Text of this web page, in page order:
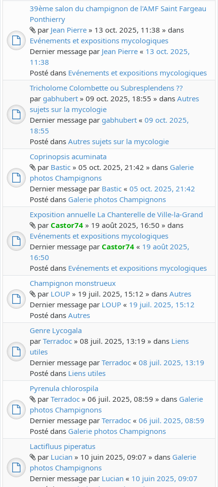
39ème salon du champignon de l'AMF Saint Fargeau
Ponthierry
par Jean Pierre » 13 oct. 2025, 11:38 » dans
Evénements et expositions mycologiques
Dernier message par Jean Pierre « 13 oct. 2025,
11:38
Posté dans Evénements et expositions mycologiques
Tricholome Colombette ou Subresplendens ??
par gabhubert » 09 oct. 2025, 18:55 » dans Autres
sujets sur la mycologie
Dernier message par gabhubert « 09 oct. 2025,
18:55
Posté dans Autres sujets sur la mycologie
Coprinopsis acuminata
par Bastic » 05 oct. 2025, 21:42 » dans Galerie
photos Champignons
Dernier message par Bastic « 05 oct. 2025, 21:42
Posté dans Galerie photos Champignons
Exposition annuelle La Chanterelle de Ville-la-Grand
par Castor74 » 19 août 2025, 16:50 » dans
Evénements et expositions mycologiques
Dernier message par Castor74 « 19 août 2025,
16:50
Posté dans Evénements et expositions mycologiques
Champignon monstrueux
par LOUP » 19 juil. 2025, 15:12 » dans Autres
Dernier message par LOUP « 19 juil. 2025, 15:12
Posté dans Autres
Genre Lycogala
par Terradoc » 08 juil. 2025, 13:19 » dans Liens
utiles
Dernier message par Terradoc « 08 juil. 2025, 13:19
Posté dans Liens utiles
Pyrenula chlorospila
par Terradoc » 06 juil. 2025, 08:59 » dans Galerie
photos Champignons
Dernier message par Terradoc « 06 juil. 2025, 08:59
Posté dans Galerie photos Champignons
Lactifluus piperatus
par Lucian » 10 juin 2025, 09:07 » dans Galerie
photos Champignons
Dernier message par Lucian « 10 juin 2025, 09:07